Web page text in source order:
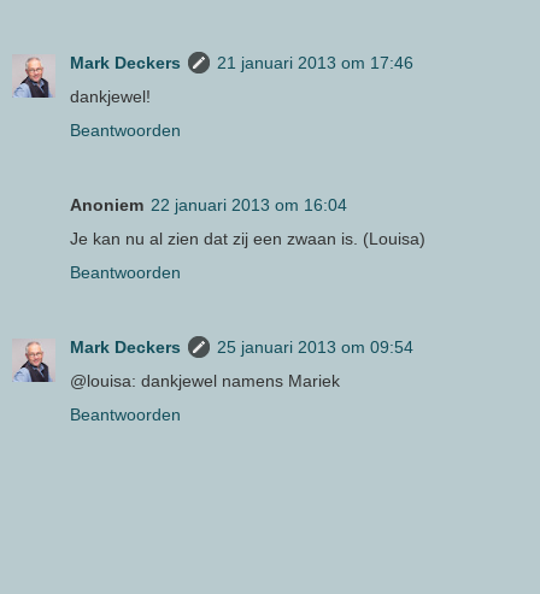
Mark Deckers
21 januari 2013 om 17:46
dankjewel!
Beantwoorden
Anoniem 22 januari 2013 om 16:04
Je kan nu al zien dat zij een zwaan is. (Louisa)
Beantwoorden
Mark Deckers
25 januari 2013 om 09:54
@louisa: dankjewel namens Mariek
Beantwoorden